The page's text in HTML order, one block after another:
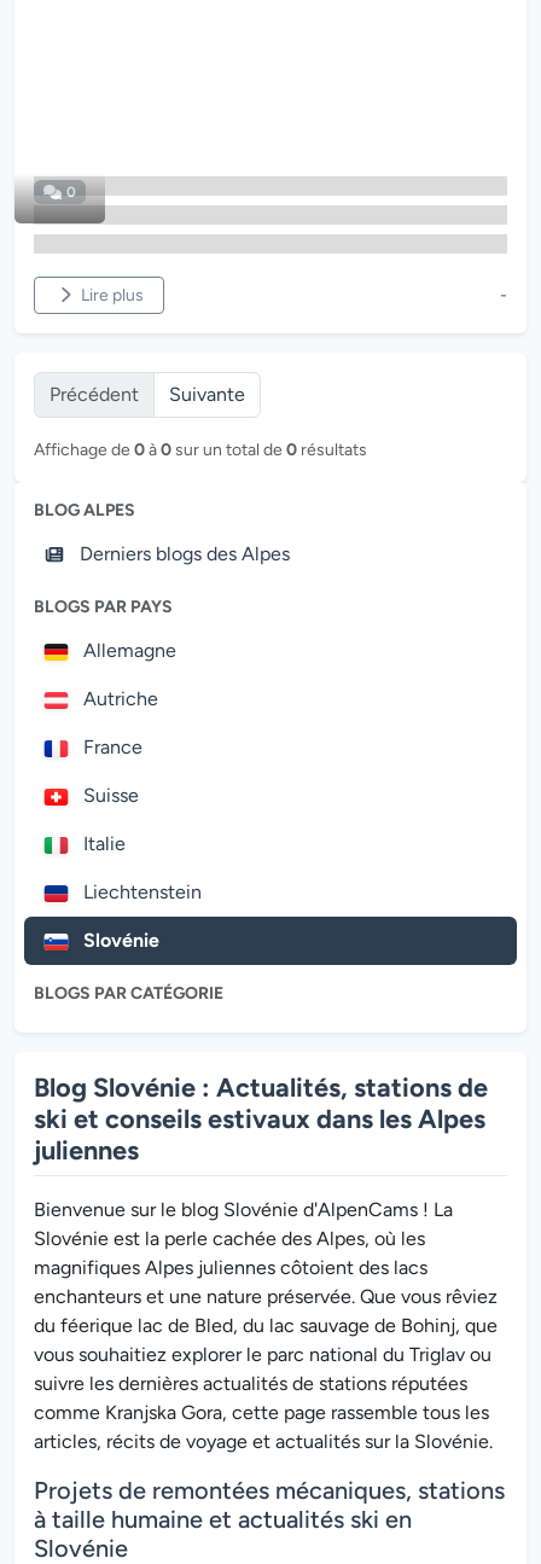
0
Lire plus -
Précédent Suivante
Affichage de 0à0sur un total de 0 résultats
BLOG ALPES
Derniers blogs des Alpes
BLOGS PAR PAYS
Allemagne
Autriche
France
Suisse
Italie
Liechtenstein
Slovénie
BLOGS PAR CATÉGORIE
Blog Slovénie : Actualités, stations de
ski et conseils estivaux dans les Alpes
juliennes
Bienvenue sur le blog Slovénie d'AlpenCams ! La
Slovénie est la perle cachée des Alpes, où les
magnifiques Alpes juliennes côtoient des lacs
enchanteurs et une nature préservée. Que vous rêviez
du féerique lac de Bled, du lac sauvage de Bohinj, que
vous souhaitiez explorer le parc national du Triglav ou
suivre les dernières actualités de stations réputées
comme Kranjska Gora, cette page rassemble tous les
articles, récits de voyage et actualités sur la Slovénie.
Projets de remontées mécaniques, stations
à taille humaine et actualités ski en
Slovénie